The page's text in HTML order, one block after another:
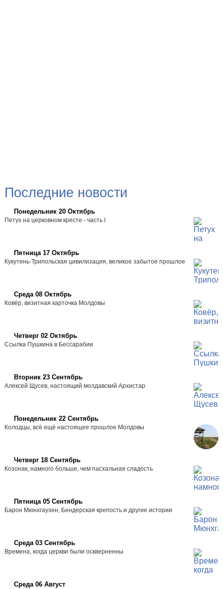
Последние новости
Понедельник 20 Октябрь
Петух на церковном кресте - часть I
Пятница 17 Октябрь
Кукутень-Трипольская цивилизация, великое забытое прошлое
Среда 08 Октябрь
Ковёр, визитная карточка Молдовы
Четверг 02 Октябрь
Ссылка Пушкина в Бессарабии
Вторник 23 Сентябрь
Алексей Щусев, настоящий молдавский Архистар
Понедельник 22 Сентябрь
Колодцы, всё ещё настоящее прошлое Молдовы
Четверг 18 Сентябрь
Козонак, намного больше, чем пасхальная сладость
Пятница 05 Сентябрь
Барон Мюнхгаузен, Бендерская крепость и другие истории
Среда 03 Сентябрь
Времена, когда церкви были оскверненны
Среда 06 Август